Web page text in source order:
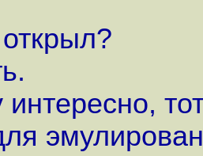
интересно,